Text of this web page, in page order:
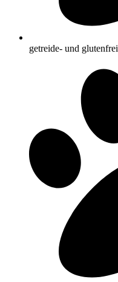
getreide- und glutenfrei